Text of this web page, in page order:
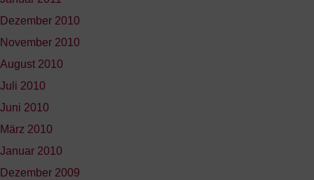
Dezember 2010
November 2010
August 2010
Juli 2010
Juni 2010
März 2010
Januar 2010
Dezember 2009